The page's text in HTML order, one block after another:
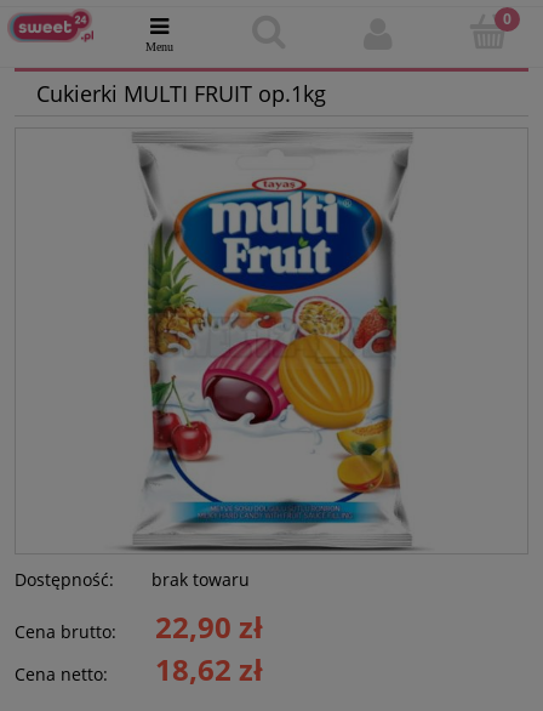
Cukierki MULTI FRUIT op.1kg
Dostępność: brak towaru
Cena brutto: 22,90 zł
Cena netto: 18,62 zł